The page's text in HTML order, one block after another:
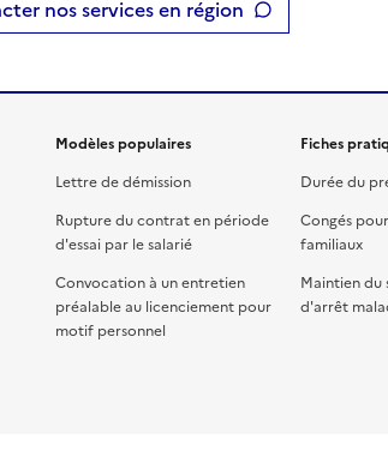
nos services en région
Modèles populaires
Lettre de démission
Rupture du contrat en période
d'essai par le salarié
Convocation à un entretien
préalable au licenciement pour
motif personnel
Fiches
Durée du
Congés
familiaux
Maintien du
d'arrêt